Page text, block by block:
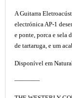
A Guitarra
electrónica AP-1
e ponte, porca e sela
de tartaruga, e um
Disponível em
————